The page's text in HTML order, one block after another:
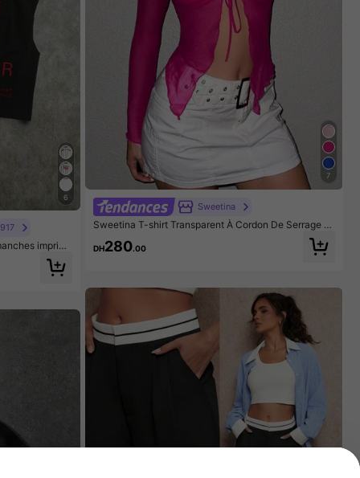
6
imprim
et oversi
7
Sweetina
Sweetina T-shirt Transparent À Cordon De Serrage A
DH280.00